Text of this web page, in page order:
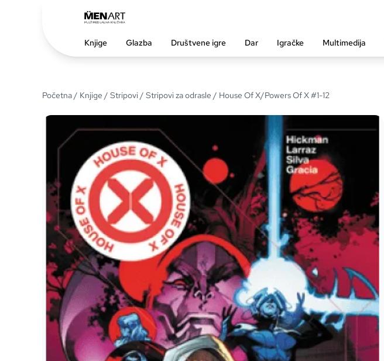
Knjige Glazba Društvene igre Dar Igračke Multimedija
Početna/ Knjige / Stripovi/ Stripovi za odrasle / House Of X/Powers Of X #1-12